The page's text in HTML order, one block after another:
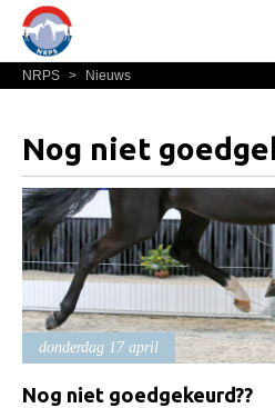
Home
Over NRPS
Bestuur NRPS
Lidmaatschap NRPS
Informatie
Lid worden
Statuten en reglementen
Privacyverklaring
NRPS > Nieuws
Nog niet
donderdag 17 april
Nog niet goedgekeurd??